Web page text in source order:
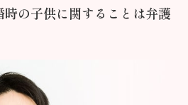
の子供に関することは弁護